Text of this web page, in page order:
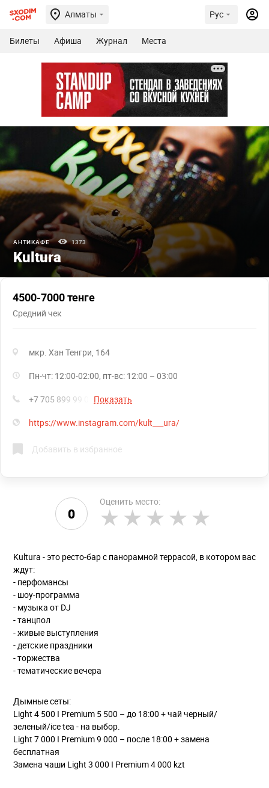
Алматы Рус
Билеты Афиша Журнал Места
АНТИКАФЕ 1373
Kultura
4500-7000 тенге
Средний чек
мкр. Хан Тенгри, 164
Пн-чт: 12:00-02:00, пт-вс: 12:00 – 03:00
+7 705 899 99 02 Показать
https://www.instagram.com/kult___ura/
Добавить в избранное
0
Оценить место:
Kultura - это ресто-бар с панорамной террасой, в котором вас
ждут:
- перфомансы
- шоу-программа
- музыка от DJ
- танцпол
- живые выступления
- детские праздники
- торжества
- тематические вечера
Дымные сеты:
Light 4 500 I Premium 5 500 – до 18:00 + чай черный/
зеленый/ice tea - на выбор.
Light 7 000 I Premium 9 000 – после 18:00 + замена
бесплатная
Замена чаши Light 3 000 I Premium 4 000 kzt